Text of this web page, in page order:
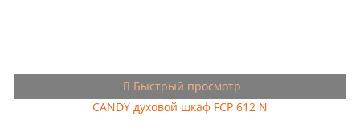
Быстрый просмотр
CANDY духовой шкаф FCP 612 N